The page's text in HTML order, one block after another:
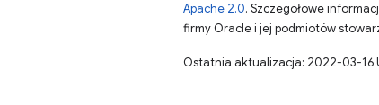
Apache 2.0. Szczegółowe
firmy Oracle i jej podmiotów
Ostatnia aktualizacja: 2022-03-16